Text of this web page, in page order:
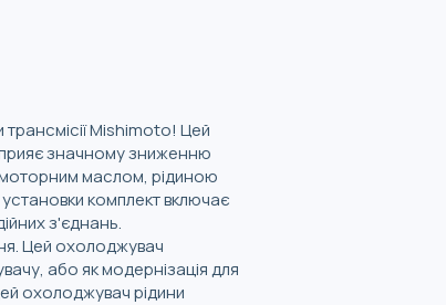
Mishimoto! Цей
значному зниженню
моторним маслом, рідиною
комплект включає
з'єднань.
Цей охолоджувач
або як модернізація для
охолоджувач рідини